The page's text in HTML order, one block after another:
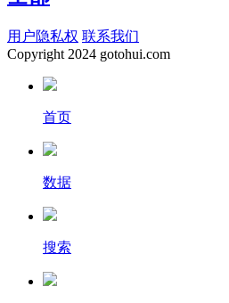
用户隐私权 联系我们
Copyright 2024 gotohui.com
首页
数据
搜索